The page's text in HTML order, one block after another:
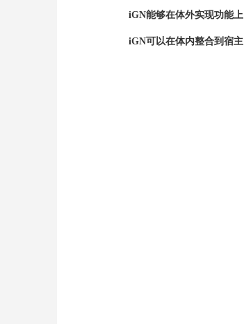
iGN能够在体外实现功能
iGN可以在体内整合到宿